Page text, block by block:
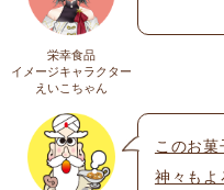
遽完売になります。ご
送料
メール※
栄幸食品
イメージキャラクター
えいこちゃん
このお菓
神々もよ